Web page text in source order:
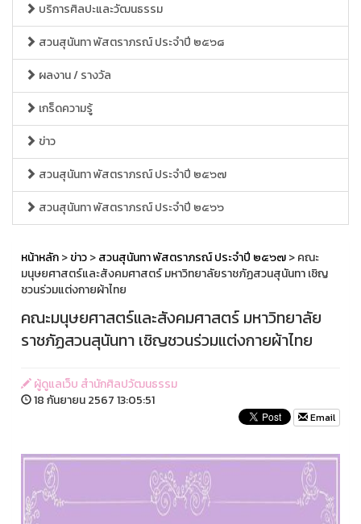
บริการศิลปะและวัฒนธรรม
สวนสุนันทา พัสตราภรณ์ ประจำปี ๒๕๖๘
ผลงาน / รางวัล
เกร็ดความรู้
ข่าว
สวนสุนันทา พัสตราภรณ์ ประจำปี ๒๕๖๗
สวนสุนันทา พัสตราภรณ์ ประจำปี ๒๕๖๖
หน้าหลัก>ข่าว>สวนสุนันทา พัสตราภรณ์ ประจำปี ๒๕๖๗> คณะ
มนุษยศาสตร์และสังคมศาสตร์ มหาวิทยาลัยราชภัฏสวนสุนันทา เชิญ
ชวนร่วมแต่งกายผ้าไทย
คณะมนุษยศาสตร์และสังคมศาสตร์ มหาวิทยาลัย
ราชภัฏสวนสุนันทา เชิญชวนร่วมแต่งกายผ้าไทย
ผู้ดูแลเว็บ สำนักศิลปวัฒนธรรม
18 กันยายน 2567 13:05:51
Email